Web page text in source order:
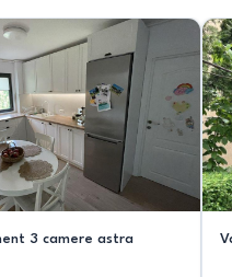
3 camere astra